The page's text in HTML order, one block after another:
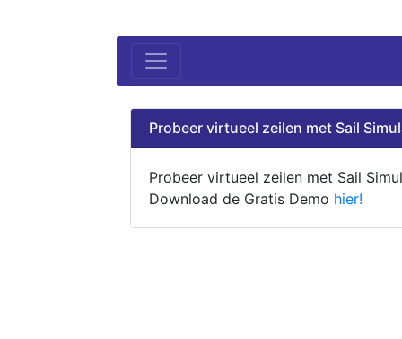
Probeer virtueel zeilen met Sail
Probeer virtueel zeilen met Sail
Download de Gratis Demo hier!